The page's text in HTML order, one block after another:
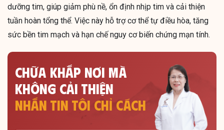
dưỡng tim, giúp giảm phù nề, ổn định nhịp tim và cải thiện
tuần hoàn tổng thể. Việc này hỗ trợ cơ thể tự điều hòa, tăng
sức bền tim mạch và hạn chế nguy cơ biến chứng mạn tính.
CHỮA KHẮP NƠI MÀ
KHÔNG CẢI THIỆN
NHẮN TIN TÔI CHỈ CÁCH